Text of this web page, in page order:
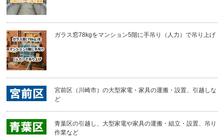
ガラス窓78kgをマンション5階に手吊り（人力）で吊り上げ
宮前区（川崎市）の大型家電・家具の運搬・設置、引越しな
ど
青葉区の引越し、大型家電や家具の運搬・組立・設置、吊り
作業など